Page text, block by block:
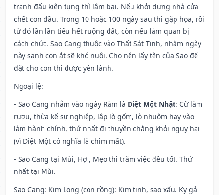
tranh đấu kiện tụng thì lâm bại. Nếu khởi dựng nhà cửa
chết con đầu. Trong 10 hoặc 100 ngày sau thì gặp họa, rồi
từ đó lần lần tiêu hết ruộng đất, còn nếu làm quan bị
cách chức. Sao Cang thuộc vào Thất Sát Tinh, nhằm ngày
này sanh con ắt sẽ khó nuôi. Cho nên lấy tên của Sao để
đặt cho con thì được yên lành.
Ngoại lệ:
- Sao Cang nhằm vào ngày Rằm là Diệt Một Nhật: Cữ làm
rượu, thừa kế sự nghiệp, lập lò gốm, lò nhuộm hay vào
làm hành chính, thứ nhất đi thuyền chẳng khỏi nguy hại
(vì Diệt Một có nghĩa là chìm mất).
- Sao Cang tại Mùi, Hợi, Mẹo thì trăm việc đều tốt. Thứ
nhất tại Mùi.
Sao Cang: Kim Long (con rồng): Kim tinh, sao xấu. Kỵ gả